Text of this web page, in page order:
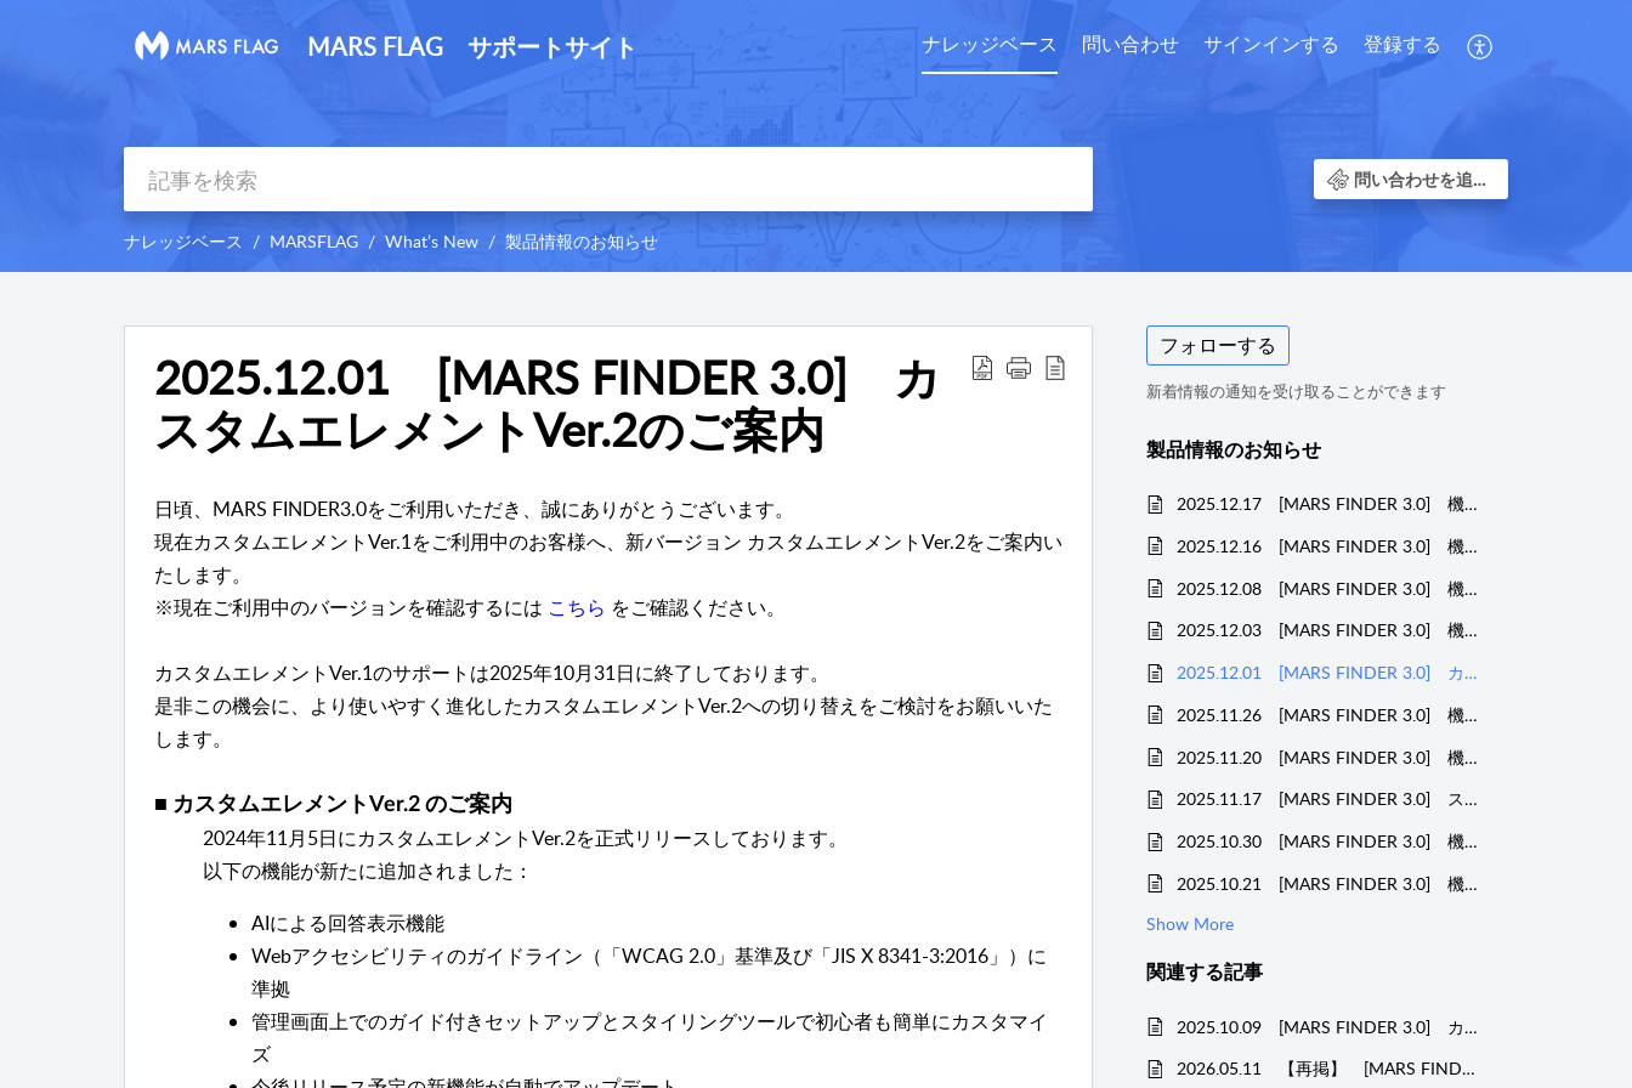
MARS FLAG サポートサイト ナレッジベース 問い合わせ サインインする 登録する
問い合わせを追加する
ナレッジベース MARSFLAG What’s New 製品情報のお知らせ
2025.12.01 [MARS FINDER 3.0] カ
スタムエレメントVer.2のご案内
日頃、MARS FINDER3.0をご利用いただき、誠にありがとうございます。
現在カスタムエレメントVer.1をご利用中のお客様へ、新バージョン カスタムエレメントVer.2をご案内い
たします。
※現在ご利用中のバージョンを確認するには こちら をご確認ください。
カスタムエレメントVer.1のサポートは2025年10月31日に終了しております。
是非この機会に、より使いやすく進化したカスタムエレメントVer.2への切り替えをご検討をお願いいた
します。
■ カスタムエレメントVer.2 のご案内
2024年11月5日にカスタムエレメントVer.2を正式リリースしております。
以下の機能が新たに追加されました：
AIによる回答表示機能
Webアクセシビリティのガイドライン（「WCAG 2.0」基準及び「JIS X 8341-3:2016」）に
準拠
管理画面上でのガイド付きセットアップとスタイリングツールで初心者も簡単にカスタマイ
ズ
フォローする
新着情報の通知を受け取ることができます
製品情報のお知らせ
2025.12.17 [MARS FINDER 3.0] 機能改善のお知らせ
2025.12.16 [MARS FINDER 3.0] 機能改善のお知らせ
2025.12.08 [MARS FINDER 3.0] 機能改善のお知らせ
2025.12.03 [MARS FINDER 3.0] 機能改善のお知らせ
2025.12.01 [MARS FINDER 3.0] カスタムエレメントVer.2のご案内
2025.11.26 [MARS FINDER 3.0] 機能改善のお知らせ
2025.11.20 [MARS FINDER 3.0] 機能改善のお知らせ
2025.11.17 [MARS FINDER 3.0] ステータス画面のご案内
2025.10.30 [MARS FINDER 3.0] 機能改善のお知らせ
2025.10.21 [MARS FINDER 3.0] 機能改善のお知らせ
Show More
関連する記事
2025.10.09 [MARS FINDER 3.0] カスタムエレメントVer.2のご案内
2026.05.11 【再掲】 [MARS FINDER 3.0] カスタムエレメントVer.2へのアップグレードご案内